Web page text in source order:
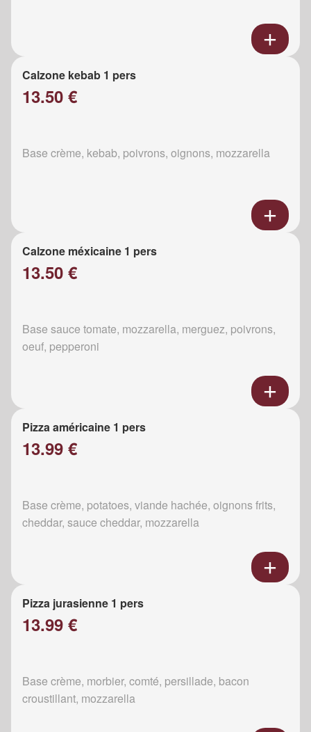
Calzone kebab 1 pers
13.50 €
Base crème, kebab, poivrons, oignons, mozzarella
Calzone méxicaine 1 pers
13.50 €
Base sauce tomate, mozzarella, merguez, poivrons,
oeuf, pepperoni
Pizza américaine 1 pers
13.99 €
Base crème, potatoes, viande hachée, oignons frits,
cheddar, sauce cheddar, mozzarella
Pizza jurasienne 1 pers
13.99 €
Base crème, morbier, comté, persillade, bacon
croustillant, mozzarella